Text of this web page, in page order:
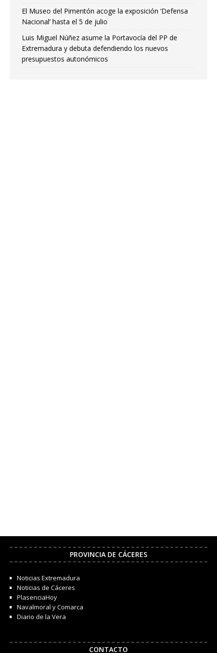
El Museo del Pimentón acoge la exposición ‘Defensa
Nacional’ hasta el 5 de julio
Luis Miguel Núñez asume la Portavocía del PP de
Extremadura y debuta defendiendo los nuevos
presupuestos autonómicos
PROVINCIA DE CÁCERES
Noticias Extremadura
Noticias de Cáceres
PlasenciaHoy
Navalmoral y Comarca
Diario de la Vera
CONTACTO